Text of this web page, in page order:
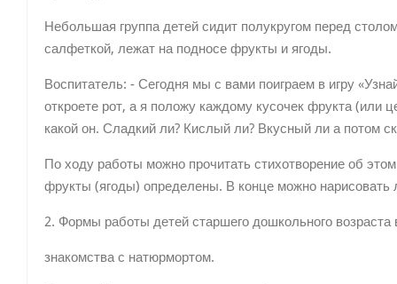
Небольшая группа детей сидит полукругом перед
салфеткой, лежат на подносе фрукты и ягоды.
Воспитатель: - Сегодня мы с вами поиграем в игру
откроете рот, а я положу каждому кусочек фрукта (или
какой он. Сладкий ли? Кислый ли? Вкусный ли а потом
По ходу работы можно прочитать стихотворение об
фрукты (ягоды) определены. В конце можно нарисовать
2. Формы работы детей старшего дошкольного возраста
знакомства с натюрмортом.